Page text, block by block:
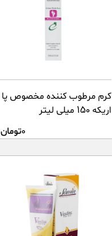
کرم مرطوب کننده مخصوص پا
اریکه 150 میلی لیتر
0تومان